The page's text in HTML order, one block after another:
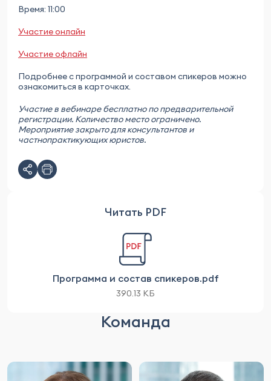
Время: 11:00
Участие онлайн
Участие офлайн
Подробнее с программой и составом спикеров можно
ознакомиться в карточках.
Участие в вебинаре бесплатно по предварительной
регистрации. Количество место ограничено.
Мероприятие закрыто для консультантов и
частнопрактикующих юристов.
Читать PDF
Программа и состав спикеров.pdf
390.13 КБ
Команда